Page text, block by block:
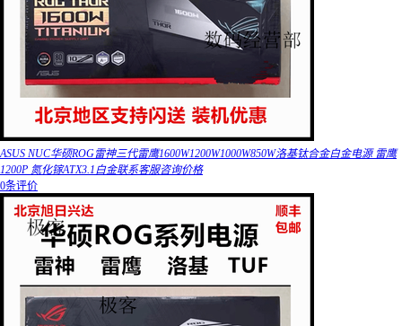
ASUS NUC华硕ROG雷神三代雷鹰1600W1200W1000W850W洛基钛合金白金电源 雷鹰
1200P 氮化镓ATX3.1白金联系客服咨询价格
0条评价